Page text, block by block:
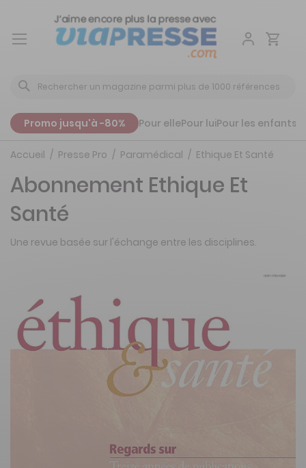
Aller
Promo jusqu'à -80% Pour ellePour luiPour les enfants
Accueil Presse Pro Paramédical Ethique Et Santé
Abonnement Ethique Et
Santé
Une revue basée sur l'échange entre les disciplines.